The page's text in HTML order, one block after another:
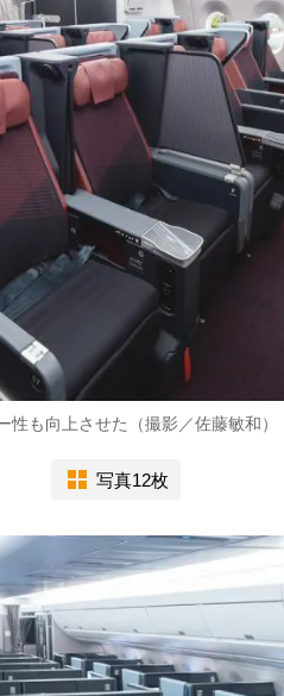
も向上させた（撮影／佐藤敏和）
写真12枚